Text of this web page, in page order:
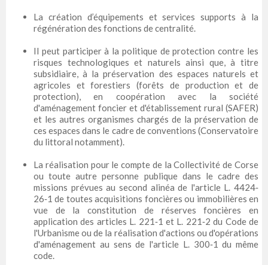
La création d’équipements et services supports à la
régénération des fonctions de centralité.
Il peut participer à la politique de protection contre les
risques technologiques et naturels ainsi que, à titre
subsidiaire, à la préservation des espaces naturels et
agricoles et forestiers (forêts de production et de
protection), en coopération avec la société
d'aménagement foncier et d'établissement rural (SAFER)
et les autres organismes chargés de la préservation de
ces espaces dans le cadre de conventions (Conservatoire
du littoral notamment).
La réalisation pour le compte de la Collectivité de Corse
ou toute autre personne publique dans le cadre des
missions prévues au second alinéa de l'article L. 4424‐
26‐1 de toutes acquisitions foncières ou immobilières en
vue de la constitution de réserves foncières en
application des articles L. 221‐1 et L. 221‐2 du Code de
l'Urbanisme ou de la réalisation d'actions ou d'opérations
d'aménagement au sens de l'article L. 300‐1 du même
code.